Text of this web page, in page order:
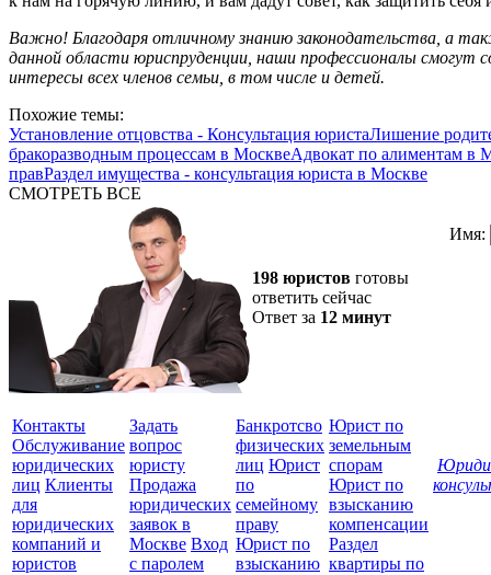
Важно! Благодаря отличному знанию законодательства, а
данной области юриспруденции, наши профессионалы
интересы всех членов семьи, в том числе и детей.
Похожие темы:
Установление отцовства - Консультация юристаЛишение
бракоразводным процессам в МосквеАдвокат по алиментам в
правРаздел имущества - консультация юриста в Москве
СМОТРЕТЬ ВСЕ
198 юристов готовы
ответить сейчас
Ответ за 12 минут
Имя:
Контакты
Обслуживание
юридических
лиц Клиенты
для
юридических
компаний и
юристов
Задать
вопрос
юристу
Продажа
юридических
заявок в
Москве Вход
с паролем
Банкротсво
физических
лиц Юрист
по
семейному
праву
Юрист по
взысканию
Юрист по
земельным
спорам
Юрист по
взысканию
компенсации
Раздел
квартиры по